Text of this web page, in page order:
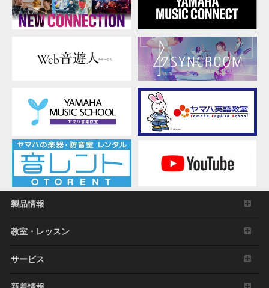
催
の
ご
内
製品情報
教室・レッスン
サービス